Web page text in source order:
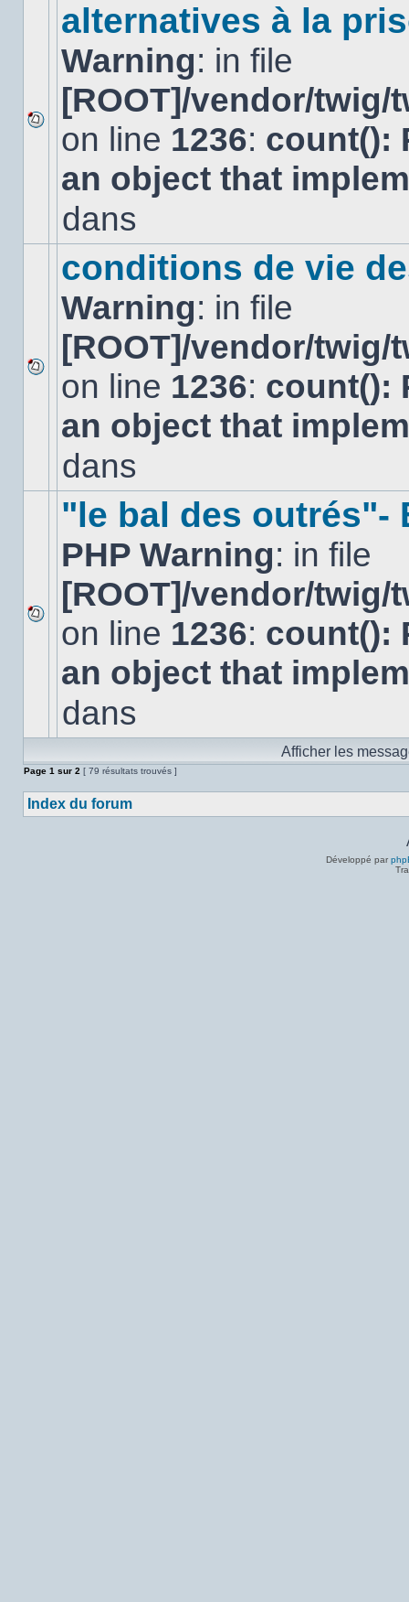
Aucun
nouveau
message
non-
dans
alternatives à la
Warning: in file
[ROOT]/vendor/
on line 1236: count():
an object that
dans
Aucun
nouveau
message
non-
dans
conditions de vie
Warning: in file
[ROOT]/vendor/
on line 1236: count():
an object that
dans
Aucun
nouveau
message
non-
dans
"le bal des outrés"-
PHP Warning: in file
[ROOT]/vendor/
on line 1236: count():
an object that
dans
Afficher les
Page 1 sur 2 [ 79 résultats trouvés ]
Index du forum
Développé par